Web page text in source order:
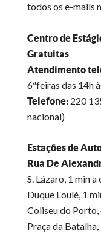
todos os e-mails
Centro de
Gratuitas
Atendimento
6ªfeiras das 14h
Telefone:220
nacional)
Estações de
Rua De
S. Lázaro, 1 min a
Duque Loulé, 1
Coliseu do Porto,
Praça da